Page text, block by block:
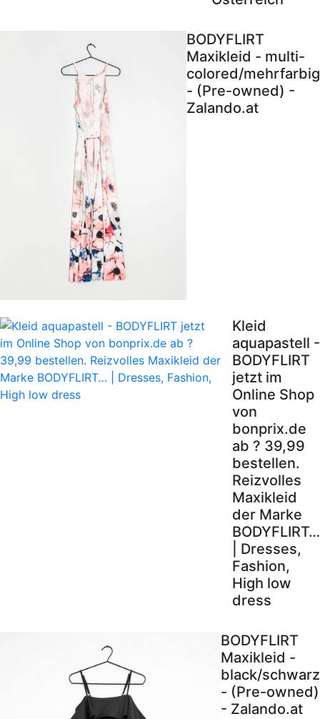
BODYFLIRT
Maxikleid - multi-
colored/mehrfarbig
- (Pre-owned) -
Zalando.at
Kleid
aquapastell -
BODYFLIRT
jetzt im
Online Shop
von
bonprix.de
ab ? 39,99
bestellen.
Reizvolles
Maxikleid
der Marke
BODYFLIRT…
| Dresses,
Fashion,
High low
dress
BODYFLIRT
Maxikleid -
black/schwarz
- (Pre-owned)
- Zalando.at